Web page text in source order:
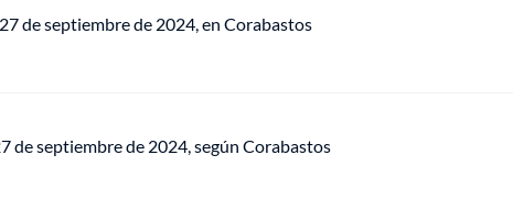
de septiembre de 2024, en Corabastos
de septiembre de 2024, según Corabastos